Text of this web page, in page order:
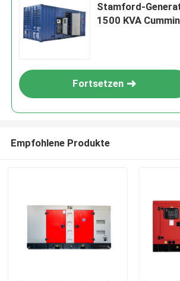
Stamford-
1500 KVA
Fortsetzen
Empfohlene Produkte